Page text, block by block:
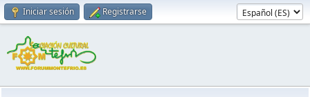
Iniciar sesión Registrarse